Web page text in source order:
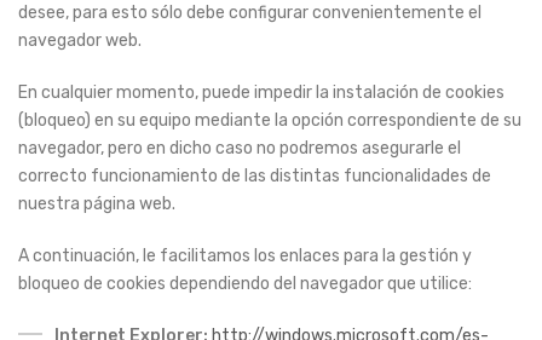
desee, para esto sólo debe configurar convenientemente el
navegador web.
En cualquier momento, puede impedir la instalación de cookies
(bloqueo) en su equipo mediante la opción correspondiente de su
navegador, pero en dicho caso no podremos asegurarle el
correcto funcionamiento de las distintas funcionalidades de
nuestra página web.
A continuación, le facilitamos los enlaces para la gestión y
bloqueo de cookies dependiendo del navegador que utilice: